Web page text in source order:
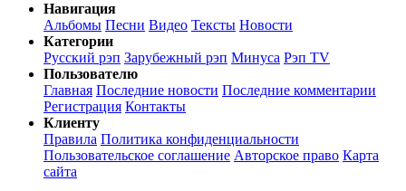
Навигация
Альбомы Песни Видео Тексты Новости
Категории
Русский рэп Зарубежный рэп Минуса Рэп TV
Пользователю
Главная Последние новости Последние комментарии
Регистрация Контакты
Клиенту
Правила Политика конфиденциальности
Пользовательское соглашение Авторское право Карта
сайта